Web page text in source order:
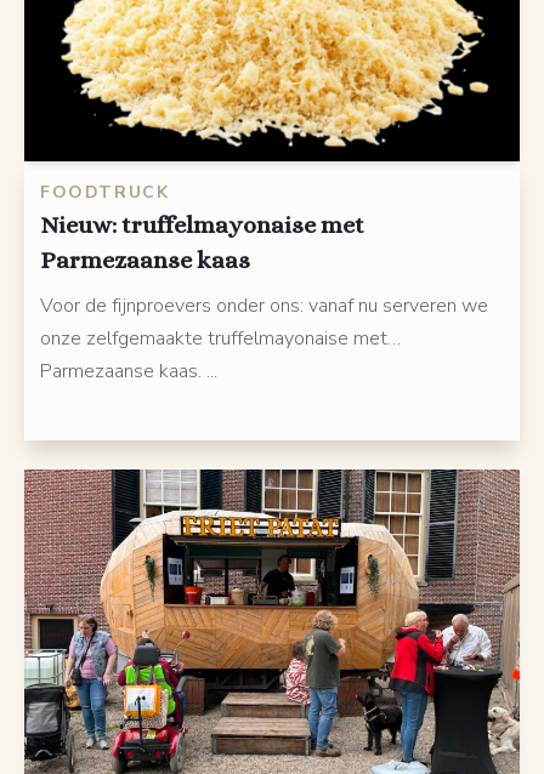
FOODTRUCK
Nieuw: truffelmayonaise met
Parmezaanse kaas
Voor de fijnproevers onder ons: vanaf nu serveren we
onze zelfgemaakte truffelmayonaise met…
Parmezaanse kaas. ...